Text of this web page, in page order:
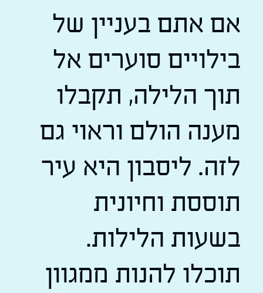
אם אתם בעניין של
בילויים סוערים אל
תוך הלילה, תקבלו
מענה הולם וראוי גם
לזה. ליסבון היא עיר
תוססת וחיונית
בשעות הלילות.
תוכלו להנות ממגוון